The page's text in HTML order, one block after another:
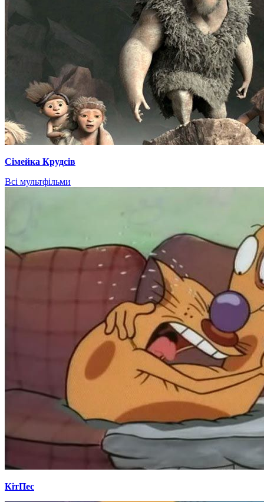
Сімейка Крудсів
Всі мультфільми
КітПес